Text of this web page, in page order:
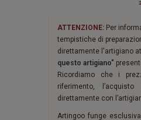
ATTENZIONE: Per
tempistiche di
direttamente l'artigiano
questo artigiano"
Ricordiamo che i
riferimento,
direttamente con
Artingoo funge